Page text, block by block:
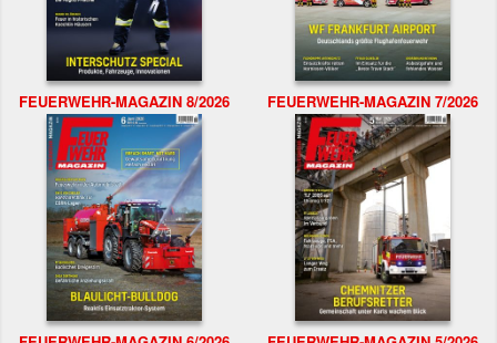
FEUERWEHR-MAGAZIN 8/2026 FEUERWEHR-MAGAZIN 7/2026